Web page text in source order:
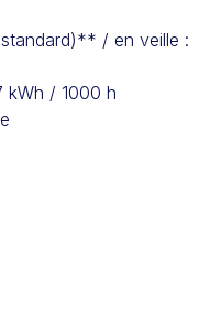
/ en veille :
kWh / 1000 h